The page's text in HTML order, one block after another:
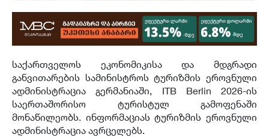
საქართველოს ეკონომიკისა და მდგრადი
განვითარების სამინისტროს ტურიზმის ეროვნული
ადმინისტრაცია გერმანიაში, ITB Berlin 2026-ის
საერთაშორისო ტურისტულ გამოფენაში
მონაწილეობს. ინფორმაციას ტურიზმის ეროვნული
ადმინისტრაცია ავრცელებს.